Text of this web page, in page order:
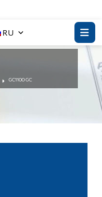
RU
GC1100 GC